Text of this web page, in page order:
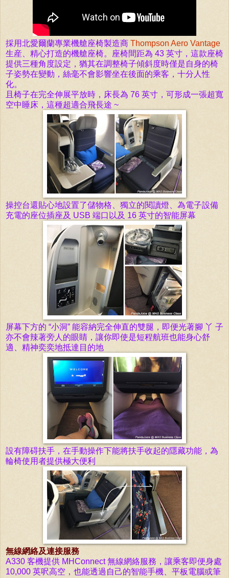
採用北愛爾蘭專業機艙座椅製造商 Thompson Aero Vantage
生産、精心打造的機艙座椅。座椅間距為 43 英寸，這款座椅
提供三種角度設定，猶其在調整椅子傾斜度時僅是自身的椅
子姿勢在變動，絲毫不會影響坐在後面的乘客，十分人性
化。
且椅子在完全伸展平放時， 床長為 76 英寸 ，可形成一張超寬
空中睡床，這種超適合飛長途 ~
操控台還貼心地設置了儲物格、獨立的閱讀燈、 為電子設備
充電的座位插座及 USB 端口 以 及 16 英寸的智能屏幕
屏幕下方的 “小洞” 能容納完全伸直的雙腿，即便光著腳 丫 子
亦不會辣著旁人的眼睛，讓你即使是短程航班也能身心舒
適、精神奕奕地抵達目的地
設有障碍扶手，在手動操作下能將扶手收起的隱藏功能，為
輪椅使用者提供極大便利
無線網絡及連接服務
A330 客機提供 MHConnect 無線網絡服務，讓乘客即便身處
10,000 英呎高空，也能透過自己的智能手機、平板電腦或筆